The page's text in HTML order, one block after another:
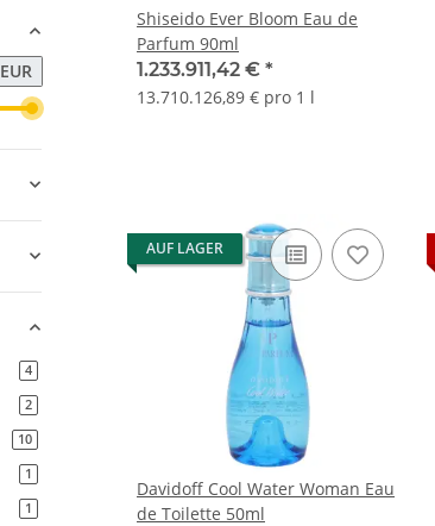
Shiseido Ever Bloom Eau de
Parfum 90ml
1.233.911,42 € *
13.710.126,89 € pro 1 l
AUF LAGER
Davidoff Cool Water Woman Eau
de Toilette 50ml
EUR
4Artikel gefunden
2Artikel gefunden
10Artikel gefunden
1Artikel gefunden
1Artikel gefunden